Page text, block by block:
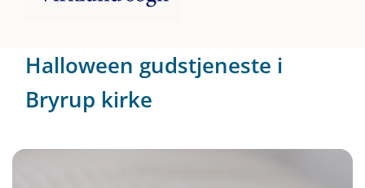
Halloween gudstjeneste i
Bryrup kirke